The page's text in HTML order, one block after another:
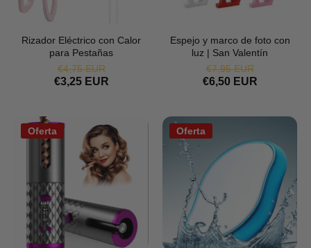
Rizador Eléctrico con Calor
para Pestañas
€4,75 EUR
€3,25 EUR
Espejo y marco de foto con
luz | San Valentín
€7,95 EUR
€6,50 EUR
Oferta Oferta